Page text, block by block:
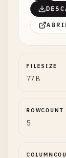
FILESIZE
77 B
ROWCOUNT
5